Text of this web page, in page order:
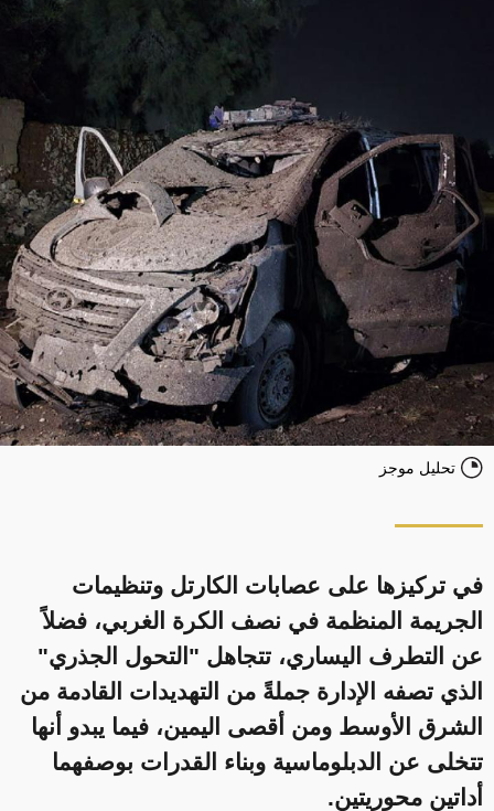
تحليل موجز
في تركيزها على عصابات الكارتل وتنظيمات
الجريمة المنظمة في نصف الكرة الغربي، فضلاً
عن التطرف اليساري، تتجاهل "التحول الجذري"
الذي تصفه الإدارة جملةً من التهديدات القادمة من
الشرق الأوسط ومن أقصى اليمين، فيما يبدو أنها
تتخلى عن الدبلوماسية وبناء القدرات بوصفهما
أداتين محوريتين.